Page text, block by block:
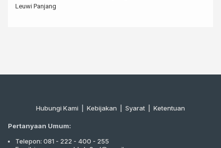
Leuwi Panjang
Hubungi Kami Kebijakan | Syarat Ketentuan
Pertanyaan Umum:
Telepon: 081 - 222 - 400 - 255